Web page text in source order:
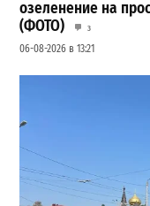
озеленение на
(ФОТО)
3
06-08-2026 в 13:21